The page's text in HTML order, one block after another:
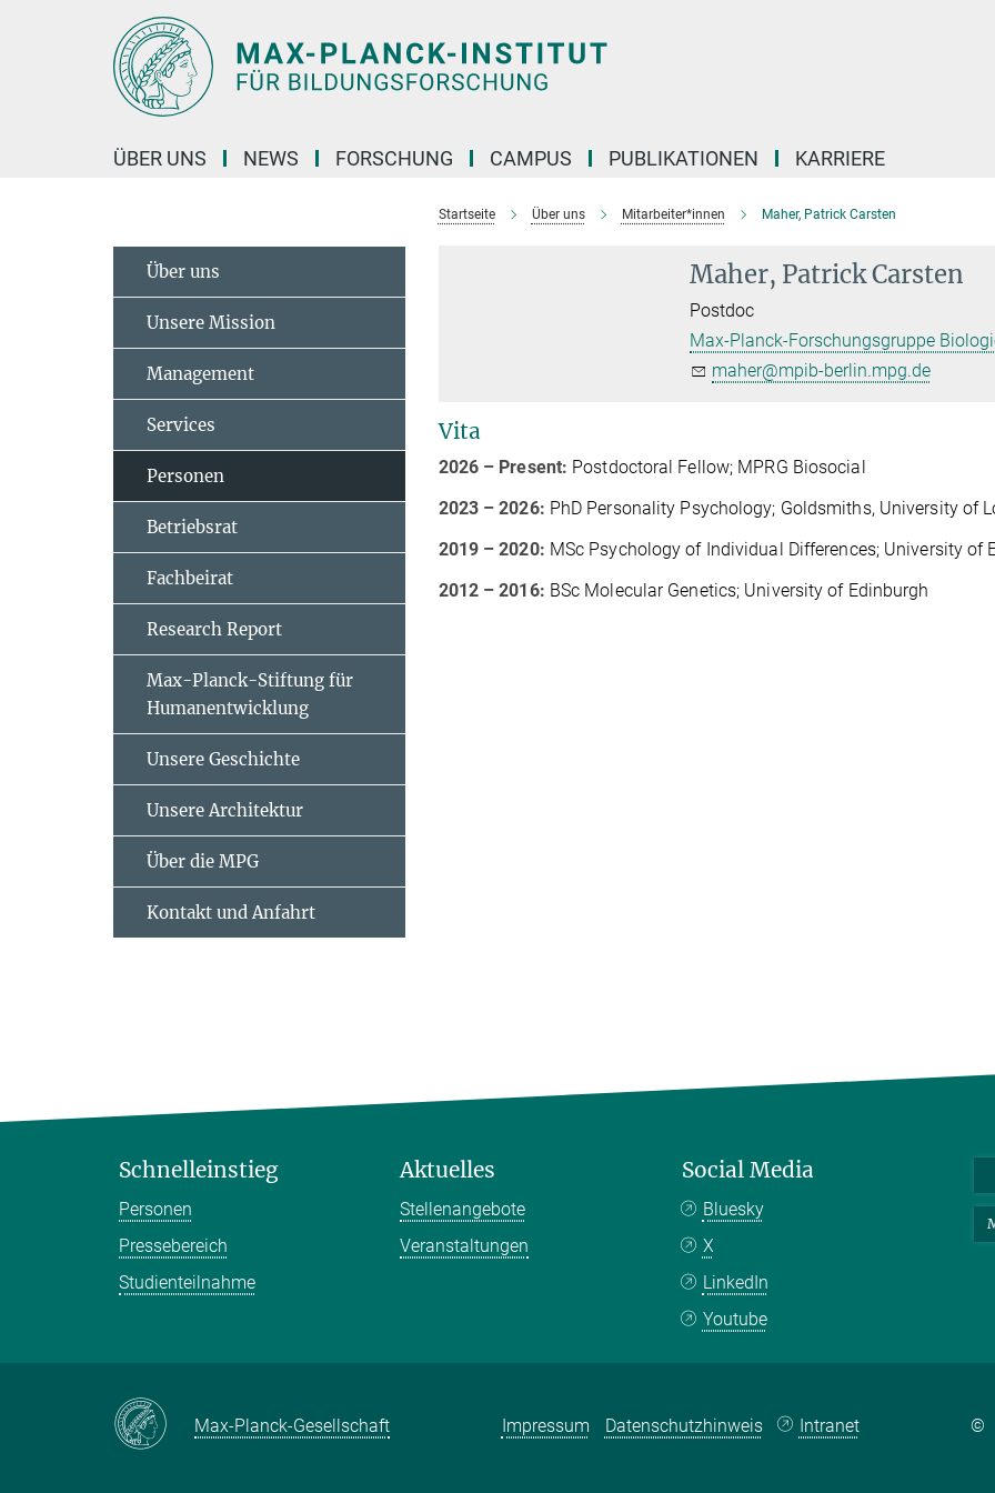
ÜBER UNS NEWS FORSCHUNG CAMPUS PUBLIKATIONEN KARRIERE
Startseite Über uns Mitarbeiter*innen Maher, Patrick Carsten
Maher, Patrick Carsten
Postdoc
Max-Planck-Forschungsgruppe
maher@mpib-berlin.mpg.de
Vita
2026 – Present: Postdoctoral Fellow; MPRG Biosocial
2023 – 2026: PhD Personality Psychology; Goldsmiths, University of
2019 – 2020: MSc Psychology of Individual Differences; University of
2012 – 2016: BSc Molecular Genetics; University of Edinburgh
Über uns
Unsere Mission
Management
Services
Personen
Betriebsrat
Fachbeirat
Research Report
Max-Planck-Stiftung für
Humanentwicklung
Unsere Geschichte
Unsere Architektur
Über die MPG
Kontakt und Anfahrt
Schnelleinstieg
Personen
Pressebereich
Studienteilnahme
Aktuelles
Stellenangebote
Veranstaltungen
Social Media
Bluesky
X
LinkedIn
Youtube
Max-Planck-Gesellschaft Impressum Datenschutzhinweis Intranet ©